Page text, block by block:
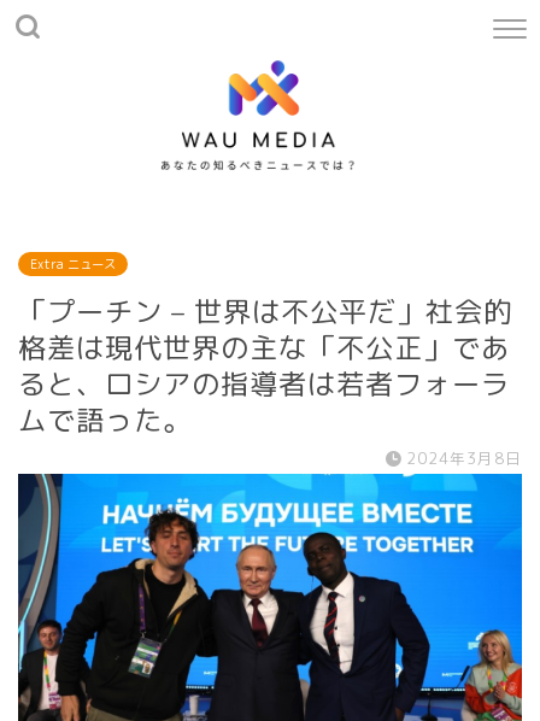
Extra ニュース
「プーチン – 世界は不公平だ」社会的
格差は現代世界の主な「不公正」であ
ると、ロシアの指導者は若者フォーラ
ムで語った。
2024年3月8日